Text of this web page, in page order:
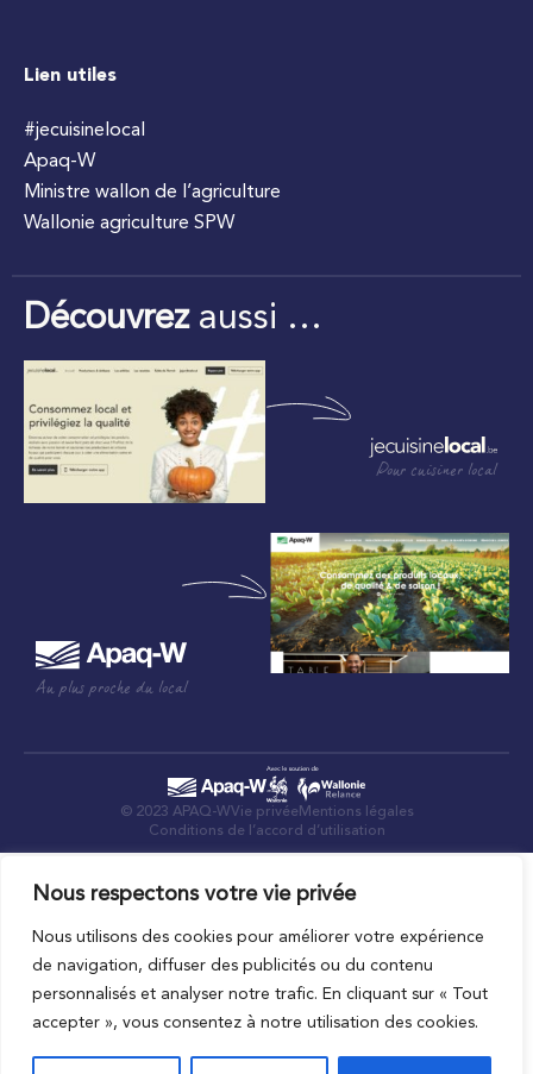
Nous respectons votre vie privée
Nous utilisons des cookies pour améliorer votre expérience
de navigation, diffuser des publicités ou du contenu
personnalisés et analyser notre trafic. En cliquant sur « Tout
accepter », vous consentez à notre utilisation des cookies.
Lien utiles
#jecuisinelocal
Apaq-W
Ministre wallon de l’agriculture
Wallonie agriculture SPW
Découvrezaussi …
Pour cuisiner local
Au plus proche du local
© 2023 APAQ-WVie privée Mentions légales
Conditions de l’accord d’utilisation